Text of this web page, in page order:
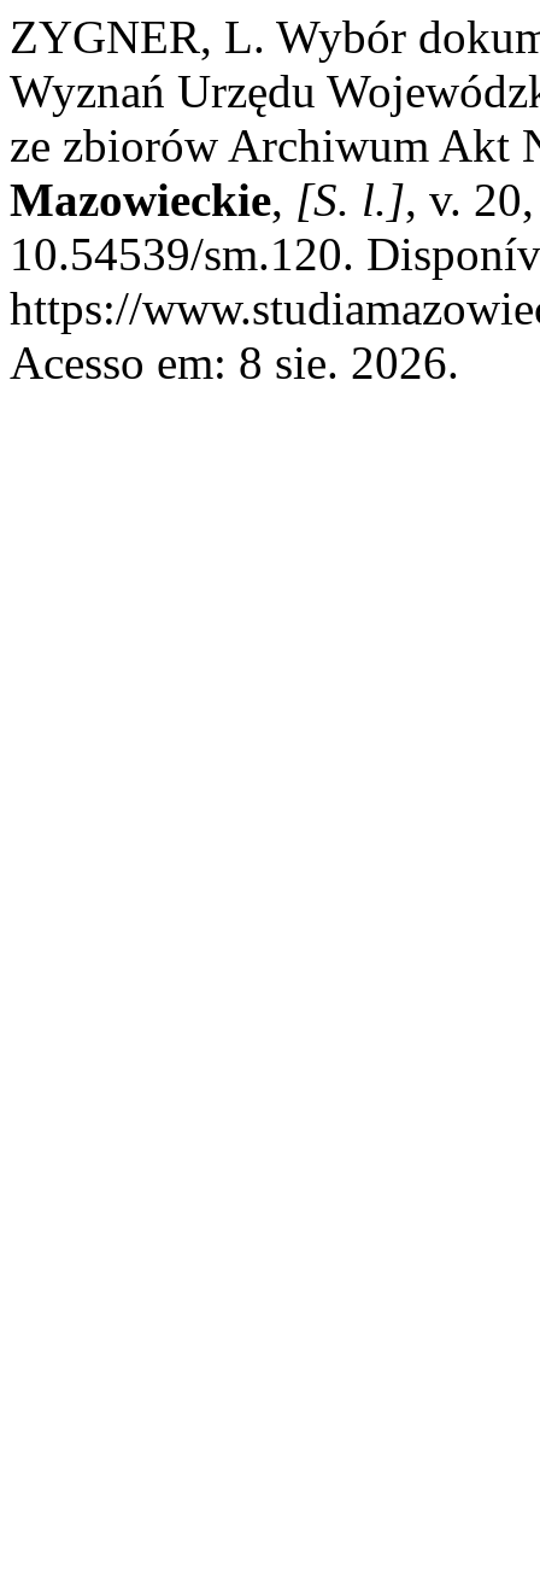
ZYGNER, L. Wybór
Wyznań Urzędu
ze zbiorów Archiwum Akt
Mazowieckie, [S. l.], v.
10.54539/sm.120.
https://
Acesso em: 8 sie. 2026.